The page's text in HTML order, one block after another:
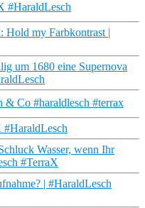
#HaraldLesch
Hold my Farbkontrast |
um 1680 eine Supernova
& Co #haraldlesch #terrax
Wasser, wenn Ihr
#TerraX
| #HaraldLesch